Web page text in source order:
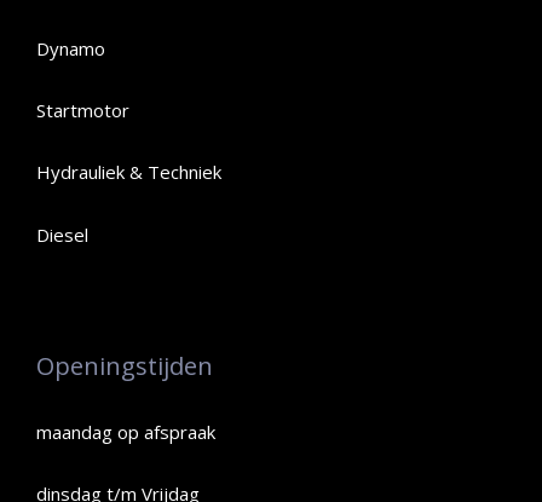
Dynamo
Startmotor
Hydrauliek & Techniek
Diesel
Openingstijden
maandag op afspraak
dinsdag t/m Vrijdag